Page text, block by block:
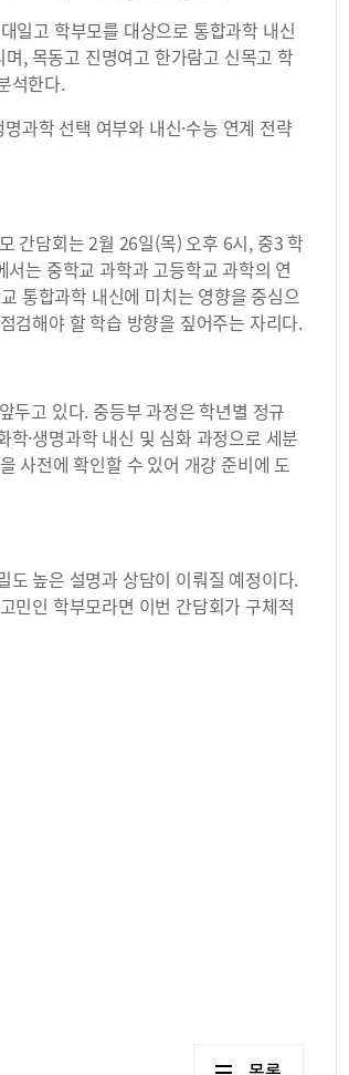
일고 학부모를 대상으로 통합과학 내신
, 목동고 진명여고 한가람고 신목고 학
석한다.
과학 선택 여부와 내신·수능 연계 전략
간담회는 2월 26일(목) 오후 6시, 중3 학
는 중학교 과학과 고등학교 과학의 연
통합과학 내신에 미치는 영향을 중심으
검해야 할 학습 방향을 짚어주는 자리다.
두고 있다. 중등부 과정은 학년별 정규
·생명과학 내신 및 심화 과정으로 세분
사전에 확인할 수 있어 개강 준비에 도
높은 설명과 상담이 이뤄질 예정이다.
민인 학부모라면 이번 간담회가 구체적